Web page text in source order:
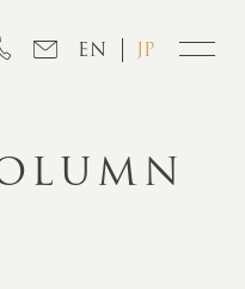
EN JP